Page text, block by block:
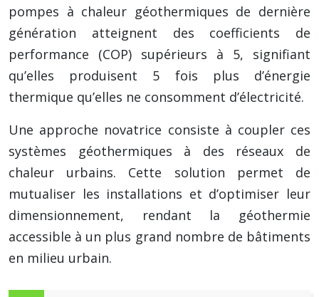
pompes à chaleur géothermiques de dernière
génération atteignent des coefficients de
performance (COP) supérieurs à 5, signifiant
qu’elles produisent 5 fois plus d’énergie
thermique qu’elles ne consomment d’électricité.
Une approche novatrice consiste à coupler ces
systèmes géothermiques à des réseaux de
chaleur urbains. Cette solution permet de
mutualiser les installations et d’optimiser leur
dimensionnement, rendant la géothermie
accessible à un plus grand nombre de bâtiments
en milieu urbain.